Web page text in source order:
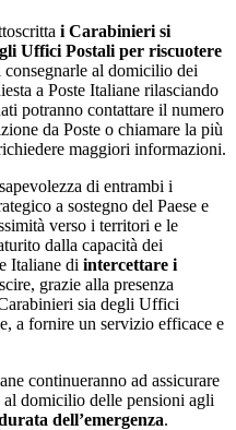
i Carabinieri si
Uffici Postali per riscuotere
consegnarle al domicilio dei
a Poste Italiane rilasciando
potranno contattare il numero
da Poste o chiamare la più
maggiori informazioni.
di entrambi i
a sostegno del Paese e
verso i territori e le
dalla capacità dei
Italiane di intercettare i
grazie alla presenza
sia degli Uffici
a fornire un servizio efficace e
continueranno ad assicurare
domicilio delle pensioni agli
dell’emergenza.